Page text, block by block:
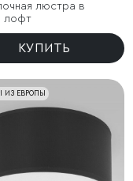
люстра в
лофт
КУПИТЬ
ИЗ ЕВРОПЫ